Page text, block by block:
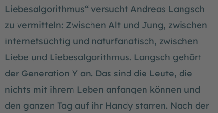
Liebesalgorithmus“ versucht Andreas Langsch
zu vermitteln: Zwischen Alt und Jung, zwischen
internetsüchtig und naturfanatisch, zwischen
Liebe und Liebesalgorithmus. Langsch gehört
der Generation Y an. Das sind die Leute, die
nichts mit ihrem Leben anfangen können und
den ganzen Tag auf ihr Handy starren. Nach der